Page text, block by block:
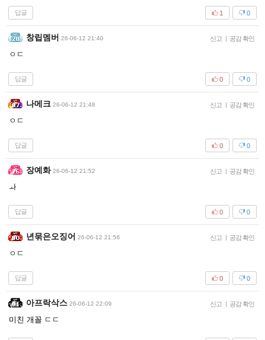
답글 0
1
창립멤버 26-06-12 21:40 신고 공감 확인
ㅇㄷ
답글 0
0
나메크 26-06-12 21:48 신고 공감 확인
ㅇㄷ
답글 0
0
장예화 26-06-12 21:52 신고 공감 확인
ㅘ
답글 0
0
년묶은오징어 26-06-12 21:56 신고 공감 확인
ㅇㄷ
답글 0
0
아프락삭스 26-06-12 22:09 신고 공감 확인
미친 개꼴 ㄷㄷ